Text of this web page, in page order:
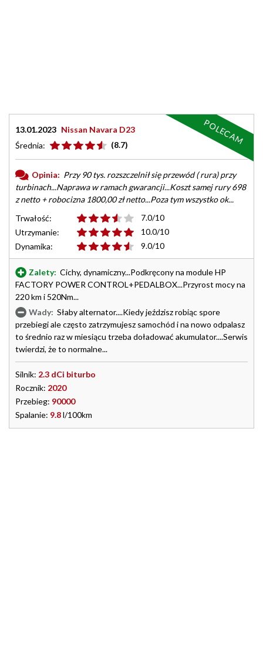
13.01.2023 Nissan Navara D23
Średnia:
(8.7)
Opinia: Przy 90 tys. rozszczelnił się przewód ( rura) przy
turbinach...Naprawa w ramach gwarancji...Koszt samej rury 698
z netto + robocizna 1800,00 zł netto...Poza tym wszystko ok...
Trwałość:
7.0/10
Utrzymanie:
10.0/10
Dynamika:
9.0/10
Zalety: Cichy, dynamiczny...Podkręcony na module HP
FACTORY POWER CONTROL+PEDALBOX...Przyrost mocy na
220 km i 520Nm...
Wady: Słaby alternator....Kiedy jeździsz robiąc spore
przebiegi ale często zatrzymujesz samochód i na nowo odpalasz
to średnio raz w miesiącu trzeba doładować akumulator....Serwis
twierdzi, że to normalne...
Silnik: 2.3 dCi biturbo
Rocznik: 2020
Przebieg: 90000
Spalanie: 9.8l/100km
POLECAM